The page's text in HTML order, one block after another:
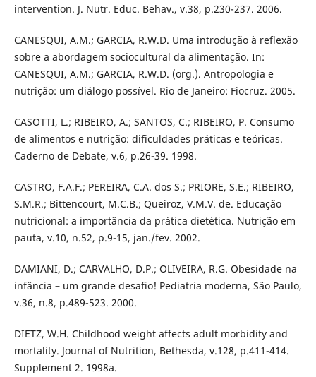
intervention. J. Nutr. Educ. Behav., v.38, p.230-237. 2006.
CANESQUI, A.M.; GARCIA, R.W.D. Uma introdução à reflexão
sobre a abordagem sociocultural da alimentação. In:
CANESQUI, A.M.; GARCIA, R.W.D. (org.). Antropologia e
nutrição: um diálogo possível. Rio de Janeiro: Fiocruz. 2005.
CASOTTI, L.; RIBEIRO, A.; SANTOS, C.; RIBEIRO, P. Consumo
de alimentos e nutrição: dificuldades práticas e teóricas.
Caderno de Debate, v.6, p.26-39. 1998.
CASTRO, F.A.F.; PEREIRA, C.A. dos S.; PRIORE, S.E.; RIBEIRO,
S.M.R.; Bittencourt, M.C.B.; Queiroz, V.M.V. de. Educação
nutricional: a importância da prática dietética. Nutrição em
pauta, v.10, n.52, p.9-15, jan./fev. 2002.
DAMIANI, D.; CARVALHO, D.P.; OLIVEIRA, R.G. Obesidade na
infância – um grande desafio! Pediatria moderna, São Paulo,
v.36, n.8, p.489-523. 2000.
DIETZ, W.H. Childhood weight affects adult morbidity and
mortality. Journal of Nutrition, Bethesda, v.128, p.411-414.
Supplement 2. 1998a.